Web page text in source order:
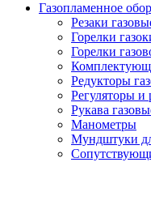
Газопламенное
Резаки
Горелки
Горелки
Редукторы
Регуляторы и
Рукава
Манометры
Мундштуки